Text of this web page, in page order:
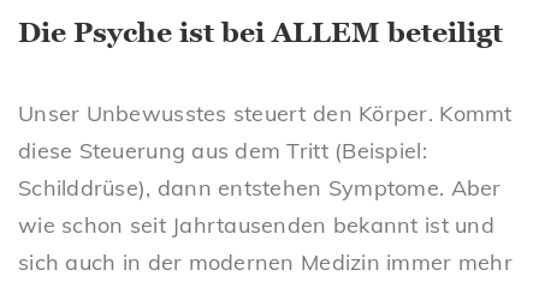
Die Psyche ist bei ALLEM beteiligt
Unser Unbewusstes steuert den Körper. Kommt
diese Steuerung aus dem Tritt (Beispiel:
Schilddrüse), dann entstehen Symptome. Aber
wie schon seit Jahrtausenden bekannt ist und
sich auch in der modernen Medizin immer mehr